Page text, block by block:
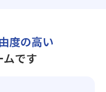
度の高い
ムです